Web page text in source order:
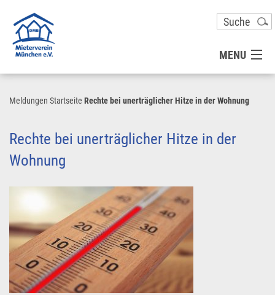
MENU
UNSER VEREIN
PRESSE
UNSER SERVICE FÜR SIE
Meldungen Startseite Rechte bei unerträglicher Hitze in der Wohnung
Rechte bei unerträglicher Hitze in der
Wohnung